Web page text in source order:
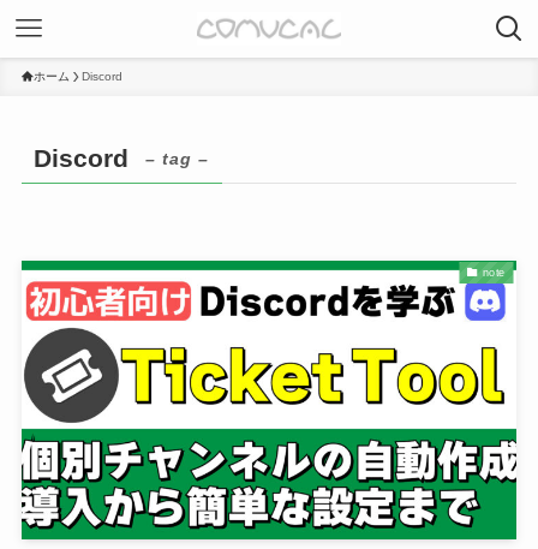
ホーム Discord
Discord – tag –
note